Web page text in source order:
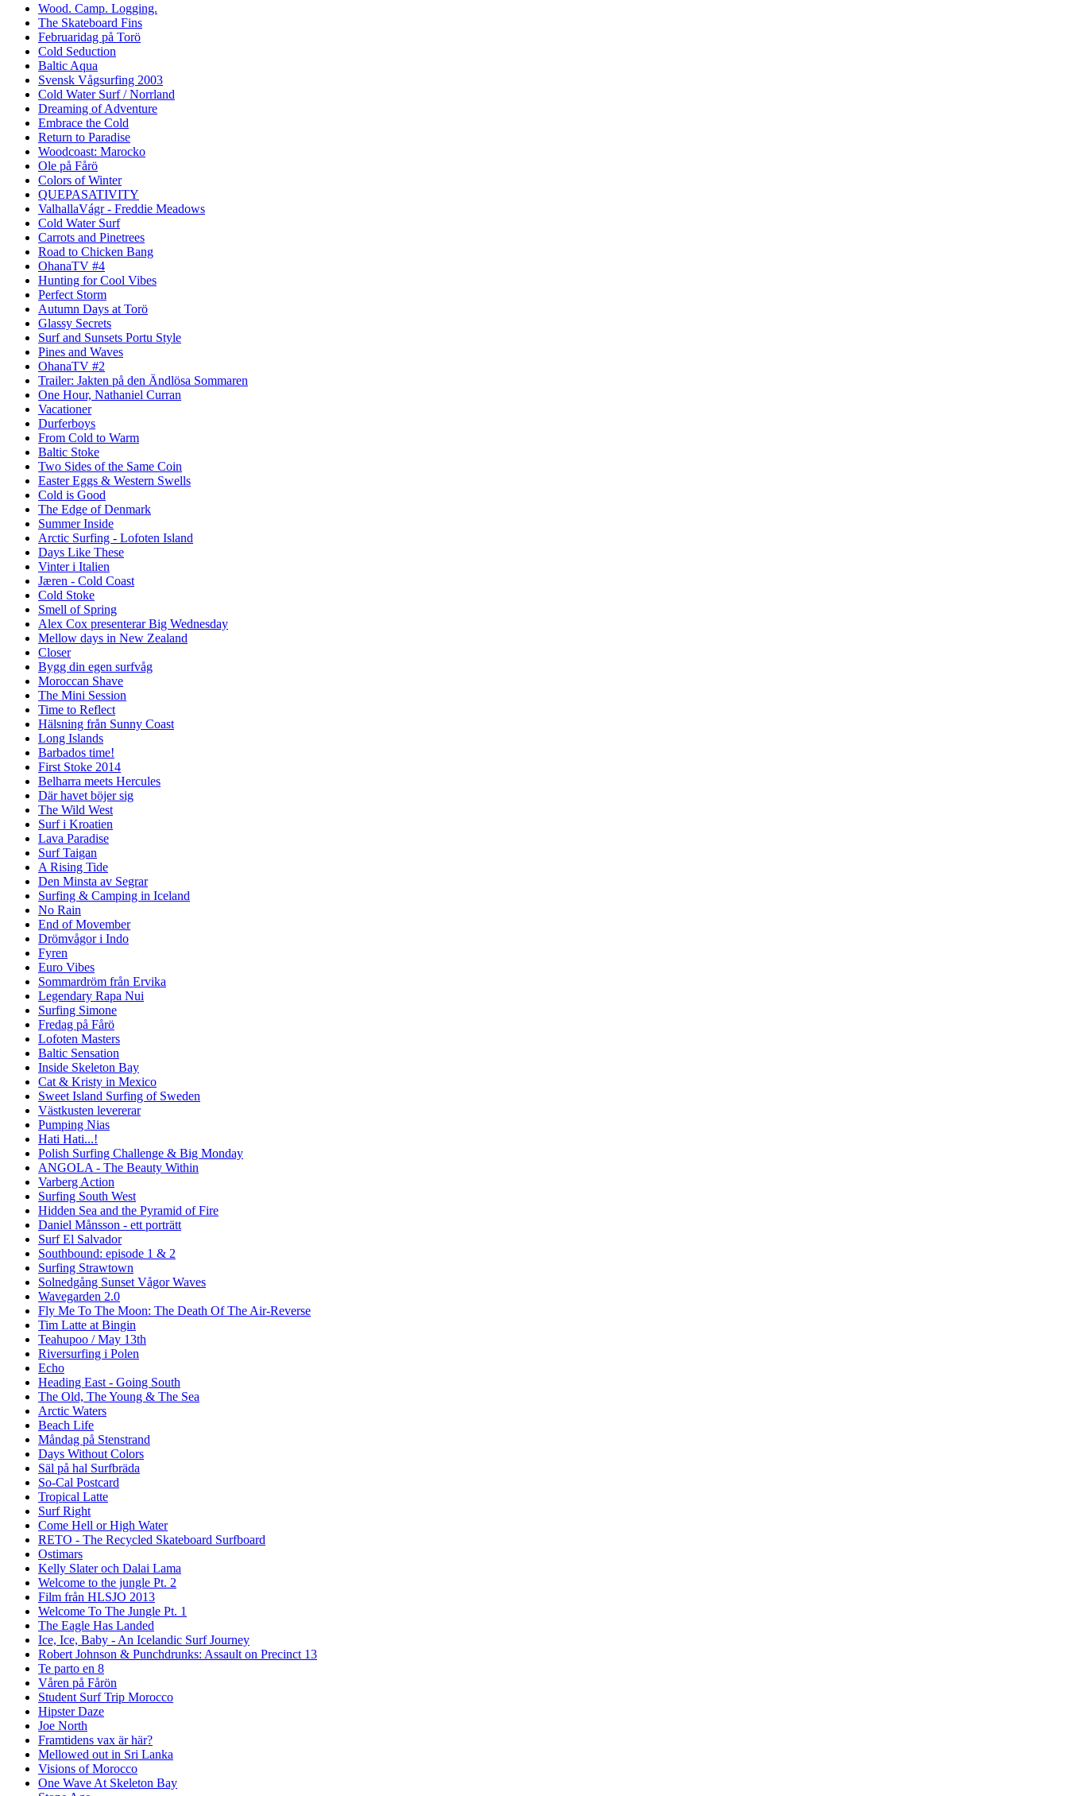
Wood. Camp. Logging.
The Skateboard Fins
Februaridag på Torö
Cold Seduction
Baltic Aqua
Svensk Vågsurfing 2003
Cold Water Surf / Norrland
Dreaming of Adventure
Embrace the Cold
Return to Paradise
Woodcoast: Marocko
Ole på Fårö
Colors of Winter
QUEPASATIVITY
ValhallaVágr - Freddie Meadows
Cold Water Surf
Carrots and Pinetrees
Road to Chicken Bang
OhanaTV #4
Hunting for Cool Vibes
Perfect Storm
Autumn Days at Torö
Glassy Secrets
Surf and Sunsets Portu Style
Pines and Waves
OhanaTV #2
Trailer: Jakten på den Ändlösa Sommaren
One Hour, Nathaniel Curran
Vacationer
Durferboys
From Cold to Warm
Baltic Stoke
Two Sides of the Same Coin
Easter Eggs & Western Swells
Cold is Good
The Edge of Denmark
Summer Inside
Arctic Surfing - Lofoten Island
Days Like These
Vinter i Italien
Jæren - Cold Coast
Cold Stoke
Smell of Spring
Alex Cox presenterar Big Wednesday
Mellow days in New Zealand
Closer
Bygg din egen surfvåg
Moroccan Shave
The Mini Session
Time to Reflect
Hälsning från Sunny Coast
Long Islands
Barbados time!
First Stoke 2014
Belharra meets Hercules
Där havet böjer sig
The Wild West
Surf i Kroatien
Lava Paradise
Surf Taigan
A Rising Tide
Den Minsta av Segrar
Surfing & Camping in Iceland
No Rain
End of Movember
Drömvågor i Indo
Fyren
Euro Vibes
Sommardröm från Ervika
Legendary Rapa Nui
Surfing Simone
Fredag på Fårö
Lofoten Masters
Baltic Sensation
Inside Skeleton Bay
Cat & Kristy in Mexico
Sweet Island Surfing of Sweden
Västkusten levererar
Pumping Nias
Hati Hati...!
Polish Surfing Challenge & Big Monday
ANGOLA - The Beauty Within
Varberg Action
Surfing South West
Hidden Sea and the Pyramid of Fire
Daniel Månsson - ett porträtt
Surf El Salvador
Southbound: episode 1 & 2
Surfing Strawtown
Solnedgång Sunset Vågor Waves
Wavegarden 2.0
Fly Me To The Moon: The Death Of The Air-Reverse
Tim Latte at Bingin
Teahupoo / May 13th
Riversurfing i Polen
Echo
Heading East - Going South
The Old, The Young & The Sea
Arctic Waters
Beach Life
Måndag på Stenstrand
Days Without Colors
Säl på hal Surfbräda
So-Cal Postcard
Tropical Latte
Surf Right
Come Hell or High Water
RETO - The Recycled Skateboard Surfboard
Ostimars
Kelly Slater och Dalai Lama
Welcome to the jungle Pt. 2
Film från HLSJO 2013
Welcome To The Jungle Pt. 1
The Eagle Has Landed
Ice, Ice, Baby - An Icelandic Surf Journey
Robert Johnson & Punchdrunks: Assault on Precinct 13
Te parto en 8
Våren på Fårön
Student Surf Trip Morocco
Hipster Daze
Joe North
Framtidens vax är här?
Mellowed out in Sri Lanka
Visions of Morocco
One Wave At Skeleton Bay